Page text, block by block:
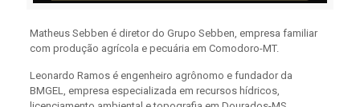
Matheus Sebben é diretor do Grupo Sebben, empresa familiar
com produção agrícola e pecuária em Comodoro-MT.
Leonardo Ramos é engenheiro agrônomo e fundador da
BMGEL, empresa especializada em recursos hídricos,